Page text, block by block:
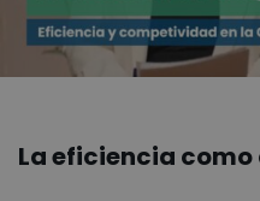
La eficiencia